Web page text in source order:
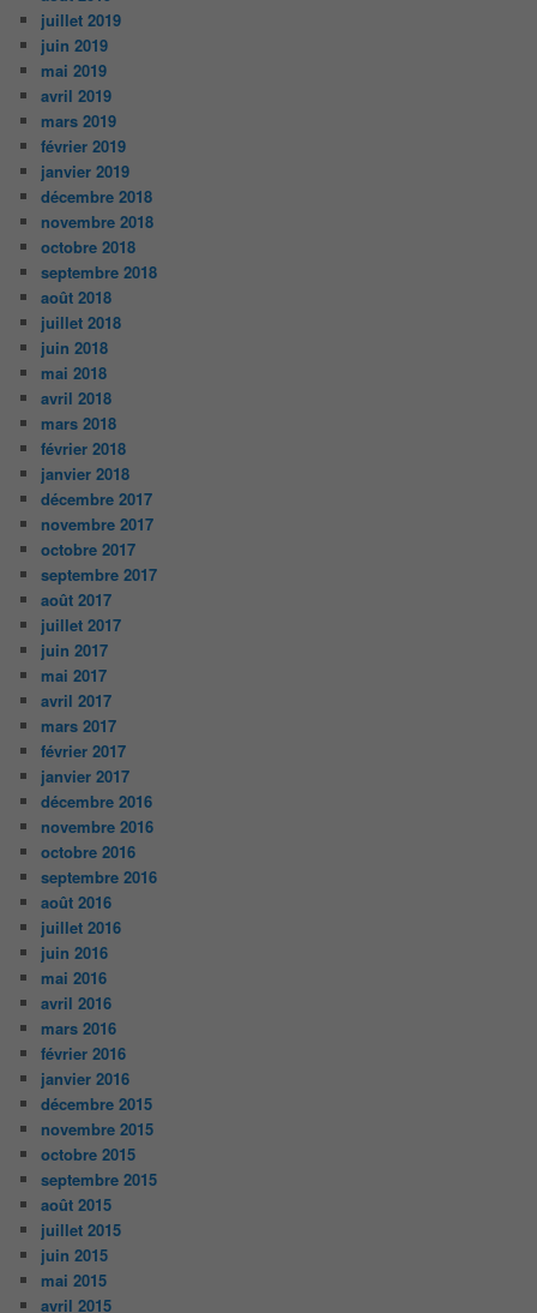
juillet 2019
juin 2019
mai 2019
avril 2019
mars 2019
février 2019
janvier 2019
décembre 2018
novembre 2018
octobre 2018
septembre 2018
août 2018
juillet 2018
juin 2018
mai 2018
avril 2018
mars 2018
février 2018
janvier 2018
décembre 2017
novembre 2017
octobre 2017
septembre 2017
août 2017
juillet 2017
juin 2017
mai 2017
avril 2017
mars 2017
février 2017
janvier 2017
décembre 2016
novembre 2016
octobre 2016
septembre 2016
août 2016
juillet 2016
juin 2016
mai 2016
avril 2016
mars 2016
février 2016
janvier 2016
décembre 2015
novembre 2015
octobre 2015
septembre 2015
août 2015
juillet 2015
juin 2015
mai 2015
avril 2015